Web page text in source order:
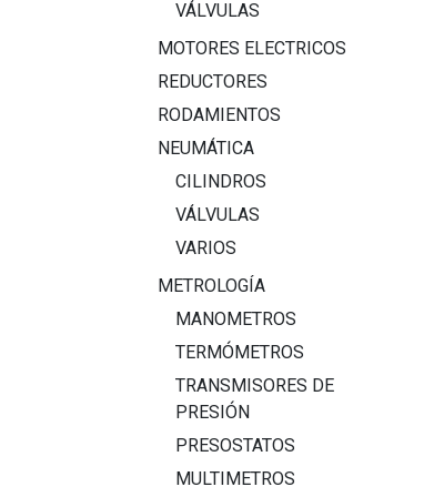
VÁLVULAS
MOTORES ELECTRICOS
REDUCTORES
RODAMIENTOS
NEUMÁTICA
CILINDROS
VÁLVULAS
VARIOS
METROLOGÍA
MANOMETROS
TERMÓMETROS
TRANSMISORES DE
PRESIÓN
PRESOSTATOS
MULTIMETROS